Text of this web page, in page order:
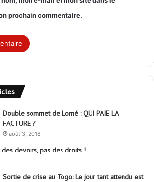
prochain commentaire.
Double sommet de Lomé : QUI PAIE LA
FACTURE ?
août 3, 2018
devoirs, pas des droits !
Sortie de crise au Togo: Le jour tant attendu est